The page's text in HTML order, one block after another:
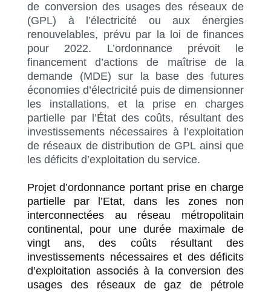
de conversion des usages des réseaux de
(GPL) à l’électricité ou aux énergies
renouvelables, prévu par la loi de finances
pour 2022. L’ordonnance prévoit le
financement d’actions de maîtrise de la
demande (MDE) sur la base des futures
économies d’électricité puis de dimensionner
les installations, et la prise en charges
partielle par l’État des coûts, résultant des
investissements nécessaires à l’exploitation
de réseaux de distribution de GPL ainsi que
les déficits d’exploitation du service.
Projet d’ordonnance portant prise en charge
partielle par l’Etat, dans les zones non
interconnectées au réseau métropolitain
continental, pour une durée maximale de
vingt ans, des coûts résultant des
investissements nécessaires et des déficits
d’exploitation associés à la conversion des
usages des réseaux de gaz de pétrole